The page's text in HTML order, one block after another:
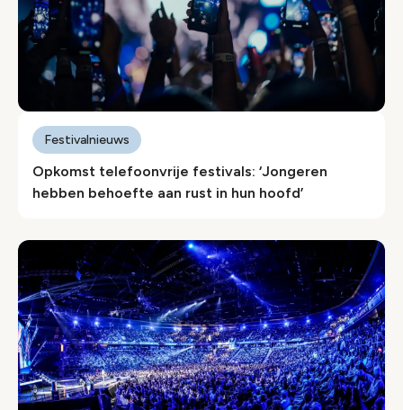
Opkomst telefoonvrije festivals: ‘Jongeren
hebben behoefte aan rust in hun hoofd’
Festivalnieuws